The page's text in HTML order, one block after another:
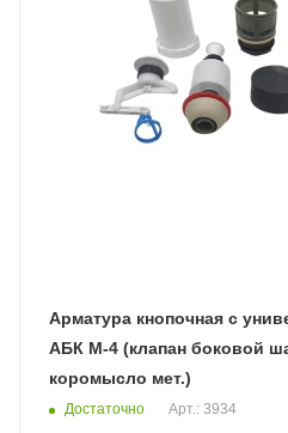
Арматура кнопочная с
АБК М-4 (клапан боковой
коромысло мет.)
Достаточно Арт.: 3934